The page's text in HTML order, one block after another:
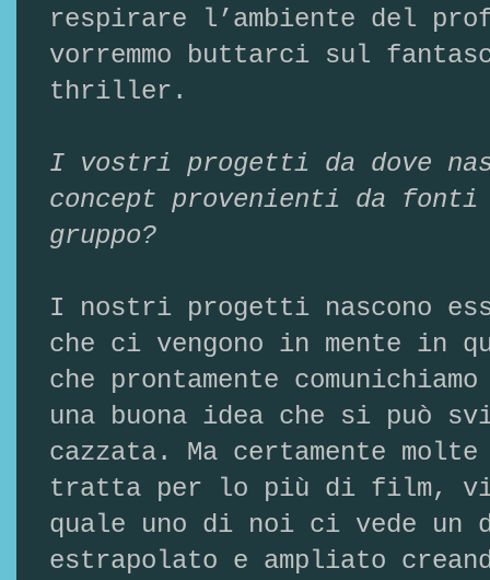
respirare l’ambiente del
vorremmo buttarci sul
thriller.
I vostri progetti da dove
concept provenienti da
gruppo?
I nostri progetti nascono
che ci vengono in mente in
che prontamente
una buona idea che si può
cazzata. Ma certamente
tratta per lo più di film,
quale uno di noi ci vede un
estrapolato e ampliato